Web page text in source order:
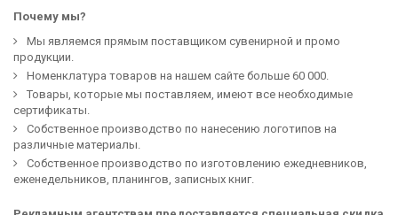
Почему мы?
Мы являемся прямым поставщиком сувенирной и промо
продукции.
Номенклатура товаров на нашем сайте больше 60 000.
Товары, которые мы поставляем, имеют все необходимые
сертификаты.
Собственное производство по нанесению логотипов на
различные материалы.
Собственное производство по изготовлению ежедневников,
еженедельников, планингов, записных книг.